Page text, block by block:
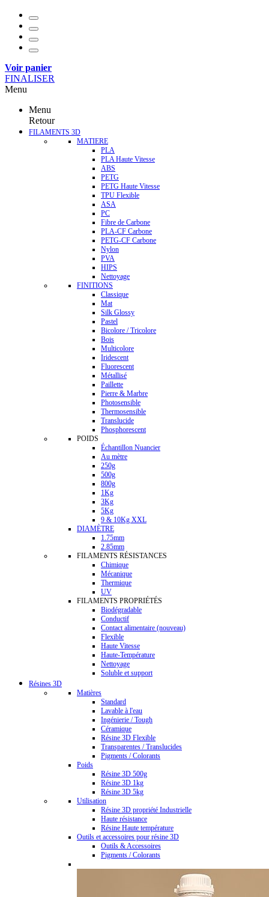
Voir panier
FINALISER
Menu
Menu
Retour
FILAMENTS 3D
MATIERE
PLA
PLA Haute Vitesse
ABS
PETG
PETG Haute Vitesse
TPU Flexible
ASA
PC
Fibre de Carbone
PLA-CF Carbone
PETG-CF Carbone
Nylon
PVA
HIPS
Nettoyage
FINITIONS
Classique
Mat
Silk Glossy
Pastel
Bicolore / Tricolore
Bois
Multicolore
Iridescent
Fluorescent
Métallisé
Paillette
Pierre & Marbre
Photosensible
Thermosensible
Translucide
Phosphorescent
POIDS
Échantillon Nuancier
Au mètre
250g
500g
800g
1Kg
3Kg
5Kg
9 & 10Kg XXL
DIAMÈTRE
1.75mm
2.85mm
FILAMENTS RÉSISTANCES
Chimique
Mécanique
Thermique
UV
FILAMENTS PROPRIÉTÉS
Biodégradable
Conductif
Contact alimentaire (nouveau)
Flexible
Haute Vitesse
Haute-Température
Nettoyage
Soluble et support
Résines 3D
Matières
Standard
Lavable à l'eau
Ingénierie / Tough
Céramique
Résine 3D Flexible
Transparentes / Translucides
Pigments / Colorants
Poids
Résine 3D 500g
Résine 3D 1kg
Résine 3D 5kg
Utilisation
Résine 3D propriété Industrielle
Haute résistance
Résine Haute température
Outils et accessoires pour résine 3D
Outils & Accessoires
Pigments / Colorants